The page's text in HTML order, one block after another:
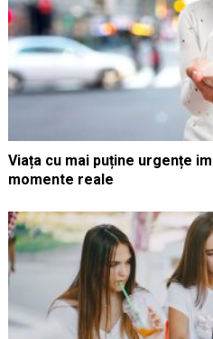
Viața cu mai puține urgențe
momente reale